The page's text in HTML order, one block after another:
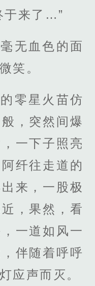
于来了…”
无血色的面
笑。
零星火苗仿
，突然间爆
一下子照亮
纤往走道的
来，一股极
，果然，看
一道如风一
伴随着呼呼
应声而灭。